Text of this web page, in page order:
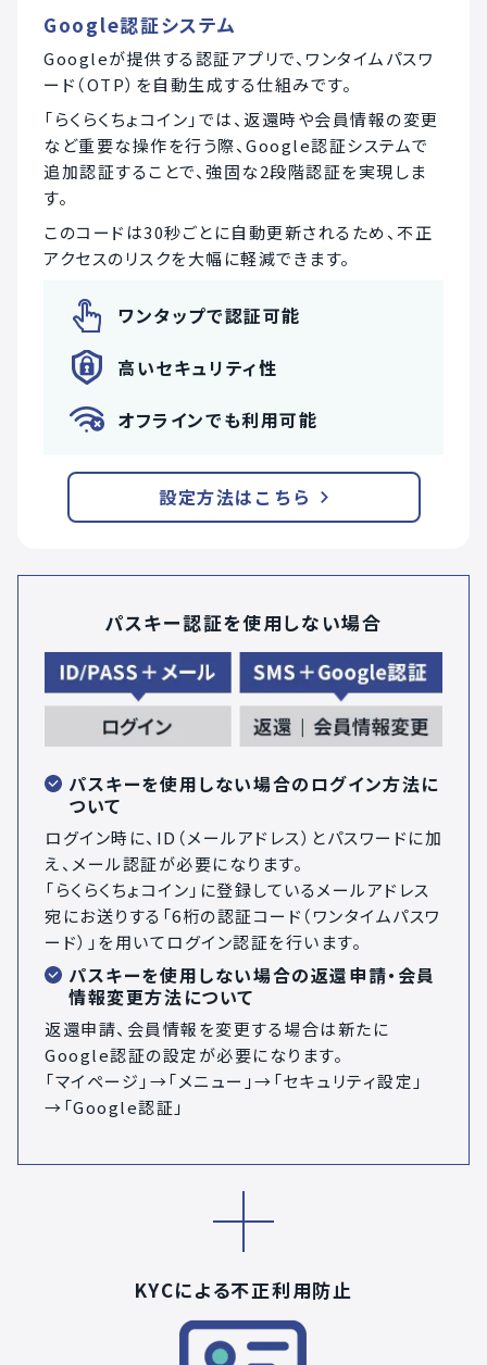
Google認証システム
Googleが提供する認証アプリで、ワンタイムパスワ
ード（OTP）を自動生成する仕組みです。
「らくらくちょコイン」では、返還時や会員情報の変更
など重要な操作を行う際、Google認証システムで
追加認証することで、強固な2段階認証を実現しま
す。
このコードは30秒ごとに自動更新されるため、不正
アクセスのリスクを大幅に軽減できます。
ワンタップで認証可能
高いセキュリティ性
オフラインでも利用可能
設定方法はこちら
パスキー認証を使用しない場合
パスキーを使用しない場合のログイン方法に
ついて
ログイン時に、ID（メールアドレス）とパスワードに加
え、メール認証が必要になります。
「らくらくちょコイン」に登録しているメールアドレス
宛にお送りする「6桁の認証コード（ワンタイムパスワ
ード）」を用いてログイン認証を行います。
パスキーを使用しない場合の返還申請・会員
情報変更方法について
返還申請、会員情報を変更する場合は新たに
Google認証の設定が必要になります。
「マイページ」→「メニュー」→「セキュリティ設定」
→「Google認証」
KYCによる不正利用防止